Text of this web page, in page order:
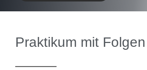
Praktikum mit Folgen